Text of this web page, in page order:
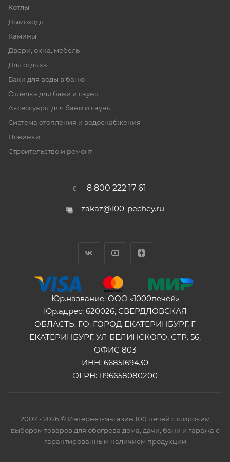
Котлы
Дымоходы
Камины
Двери, окна, мебель
Для отдыха
Баки для воды в баню
Отделка для бани и сауны
Аксессуары для бани и сауны
Система отопления и водоснабжения
Новинки
Строительство и ремонт
8 800 222 17 61
zakaz@100-pechey.ru
Юр.название: ООО «1000печей»
Юр.адрес: 620026, СВЕРДЛОВСКАЯ
ОБЛАСТЬ, Г.О. ГОРОД ЕКАТЕРИНБУРГ, Г
ЕКАТЕРИНБУРГ, УЛ БЕЛИНСКОГО, СТР. 56,
ОФИС 803
ИНН: 6685169430
ОГРН: 1196658080200
2007 - 2026 © Интернет-магазин 100 печей с широким
выбором товаров для обогрева дома, дачи, бани и гаража с
гарантированным наличием продукции